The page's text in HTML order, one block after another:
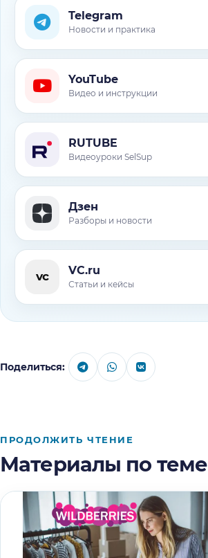
Telegram
Новости и практика
YouTube
Видео и инструкции
RUTUBE
Видеоуроки SelSup
Дзен
Разборы и новости
vc VC.ru
Статьи и кейсы
Поделиться:
ПРОДОЛЖИТЬ ЧТЕНИЕ
Материалы по теме